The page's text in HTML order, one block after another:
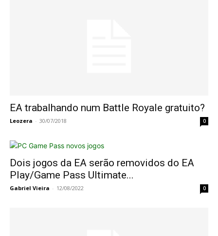
EA trabalhando num Battle Royale gratuito?
Leozera - 30/07/2018 0
Dois jogos da EA serão removidos do EA
Play/Game Pass Ultimate...
Gabriel Vieira - 12/08/2022 0